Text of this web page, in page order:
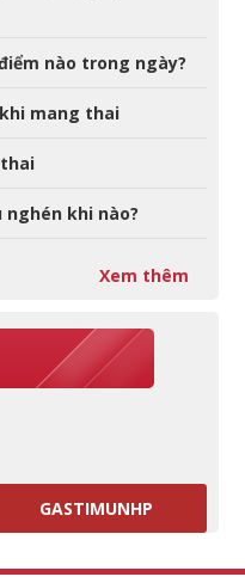
nào trong ngày?
mang thai
khi nào?
Xem thêm
GASTIMUNHP